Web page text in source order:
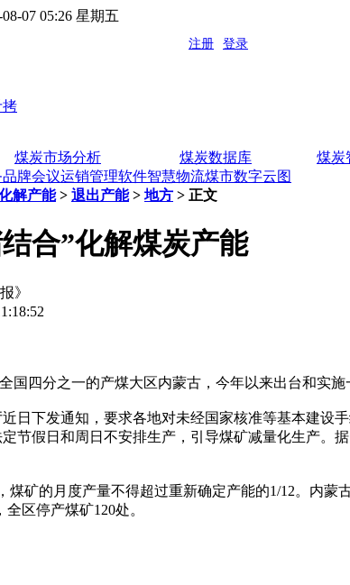
07 05:26 星期五
煤炭市场分析 煤炭数据库 煤炭
品牌会议运销管理软件智慧物流煤市数字云图
解产能> 退出产能> 地方 > 正文
合”化解煤炭产能
》
国四分之一的产煤大区内蒙古，今年以来出台和实
下发通知，要求各地对未经国家核准等基本建设手
节假日和周日不安排生产，引导煤矿减量化生产。
的月度产量不得超过重新确定产能的1/12。内蒙
区停产煤矿120处。